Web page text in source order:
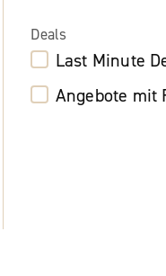
Deals
Last Minute
Angebote mit